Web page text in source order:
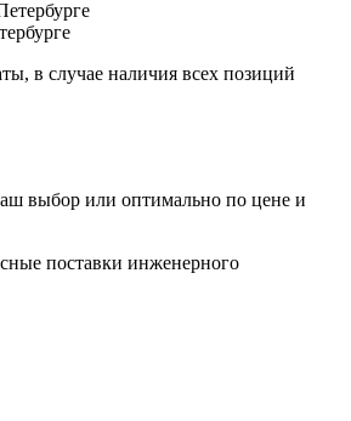
в случае наличия всех позиций
выбор или оптимально по цене и
поставки инженерного